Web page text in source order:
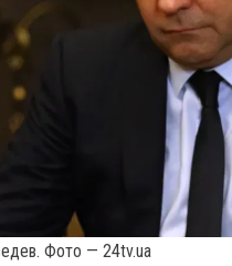
Фото — 24tv.ua